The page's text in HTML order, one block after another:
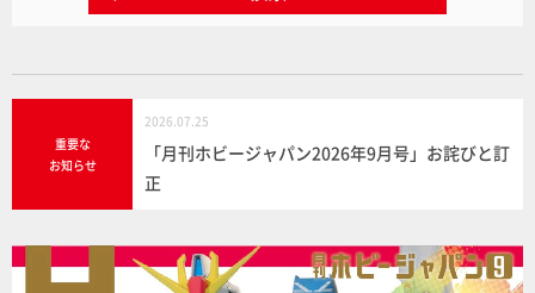
重要な
お知らせ
2026.07.25
「月刊ホビージャパン2026年9月号」お詫びと訂
正